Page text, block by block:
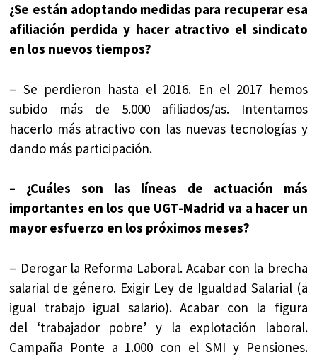
¿Se están adoptando medidas para recuperar esa
afiliación perdida y hacer atractivo el sindicato
en los nuevos tiempos?
– Se perdieron hasta el 2016. En el 2017 hemos
subido más de 5.000 afiliados/as. Intentamos
hacerlo más atractivo con las nuevas tecnologías y
dando más participación.
– ¿Cuáles son las líneas de actuación más
importantes en los que UGT-Madrid va a hacer un
mayor esfuerzo en los próximos meses?
– Derogar la Reforma Laboral. Acabar con la brecha
salarial de género. Exigir Ley de Igualdad Salarial (a
igual trabajo igual salario). Acabar con la figura
del ‘trabajador pobre’ y la explotación laboral.
Campaña Ponte a 1.000 con el SMI y Pensiones.